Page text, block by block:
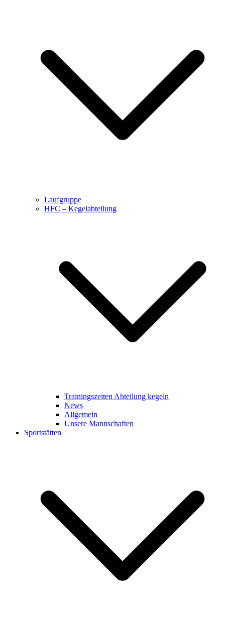
Laufgruppe
HFC – Kegelabteilung
Trainingszeiten Abteilung kegeln
News
Allgemein
Unsere Mannschaften
Sportstätten